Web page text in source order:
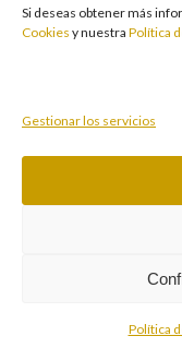
Si deseas obtener más
Cookies y nuestra Política
Gestionar los servicios
Política
las circunstancias
forma continuada nuestra
Juegue con
Copyright © 2026